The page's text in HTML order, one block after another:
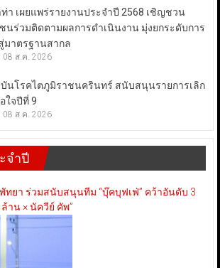
ท่า เผยแพร่รายงานประจำปี 2568 เชิญชวน
นร่วมติดตามผลการดำเนินงาน มุ่งยกระดับการ
มาตรฐานสากล
08 ส.ค. 2026
บันโรคไตภูมิราชนครินทร์ สนับสนุนรายการเลิก
ใจปีที่ 9
08 ส.ค. 2026
จำปี
ทยา ร่วมสนับสนุนทีม “บุ๊คบุฟเฟ่” คว้าอันดับ 3
าน × นัควีย์ คัพ”